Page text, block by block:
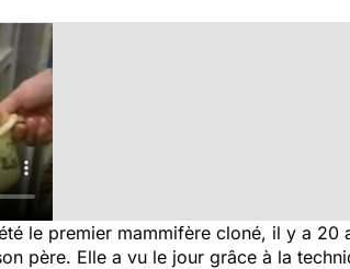
le premier mammifère cloné, il y a 20
père. Elle a vu le jour grâce à la